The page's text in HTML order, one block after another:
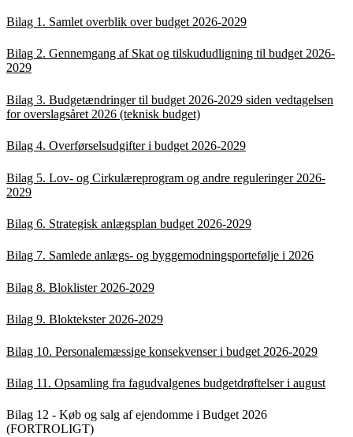
Bilag 1. Samlet overblik over budget 2026-2029
Bilag 2. Gennemgang af Skat og tilskududligning til budget 2026-
2029
Bilag 3. Budgetændringer til budget 2026-2029 siden vedtagelsen
for overslagsåret 2026 (teknisk budget)
Bilag 4. Overførselsudgifter i budget 2026-2029
Bilag 5. Lov- og Cirkulæreprogram og andre reguleringer 2026-
2029
Bilag 6. Strategisk anlægsplan budget 2026-2029
Bilag 7. Samlede anlægs- og byggemodningsportefølje i 2026
Bilag 8. Bloklister 2026-2029
Bilag 9. Bloktekster 2026-2029
Bilag 10. Personalemæssige konsekvenser i budget 2026-2029
Bilag 11. Opsamling fra fagudvalgenes budgetdrøftelser i august
Bilag 12 - Køb og salg af ejendomme i Budget 2026
(FORTROLIGT)